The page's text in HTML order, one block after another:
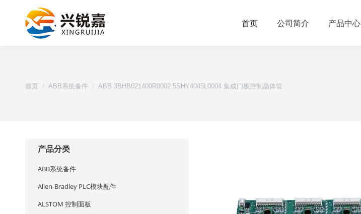
首页 公司简介 产品中心
首页 ABB系统备件 ABB 3BHB021400R0002 5SHY4045L0004 集成门极控制晶体管
产品分类
ABB系统备件
Allen-Bradley PLC模块配件
ALSTOM 控制面板